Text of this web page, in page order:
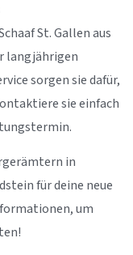
St. Gallen aus
langjährigen
sorgen sie dafür,
sie einfach
in
für deine neue
um